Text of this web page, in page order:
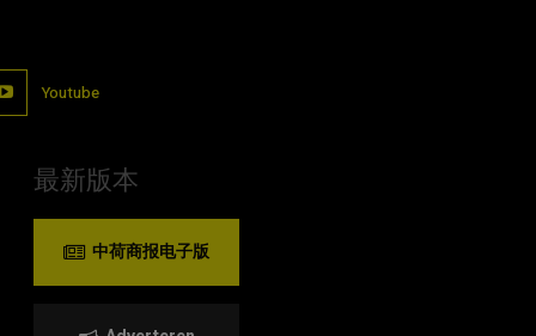
Youtube
最新版本
中荷商报电子版